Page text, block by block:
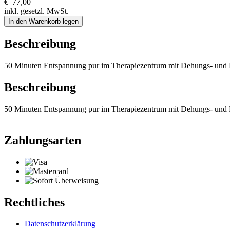
€ 77,00
inkl. gesetzl. MwSt.
In den Warenkorb legen
Beschreibung
50 Minuten Entspannung pur im Therapiezentrum mit Dehungs- und
Beschreibung
50 Minuten Entspannung pur im Therapiezentrum mit Dehungs- und
Zahlungsarten
Rechtliches
Datenschutzerklärung